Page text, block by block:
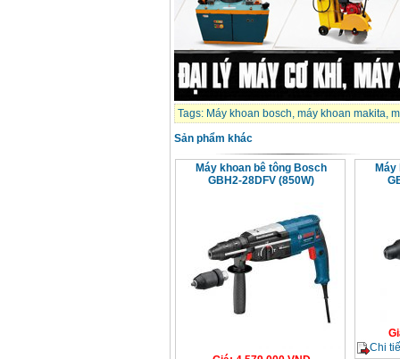
Tags: Máy khoan bosch, máy khoan makita,
Sản phẩm khác
Máy khoan bê tông Bosch
GBH2-28DFV (850W)
Chi